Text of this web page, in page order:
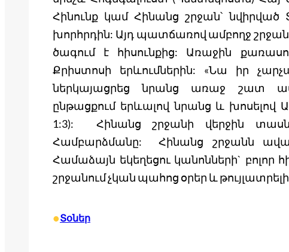
Հինունք կամ Հինանց շրջան՝
խորհրդին: Այդ պատճառով ամբողջ շրջանը
ծագում է հիսունքից: Առաջին
Քրիստոսի երևումներին: «Նա իր
ներկայացրեց նրանց առաջ շատ
ընթացքում երևալով նրանց և խոսելով
1:3): Հինանց շրջանի վերջին
Համբարձմանը: Հինանց շրջանն
Համաձայն եկեղեցու կանոնների` բոլոր
շրջանում չկան պահոց օրեր և
•Տօներ